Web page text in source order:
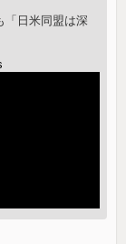
「日米同盟は深